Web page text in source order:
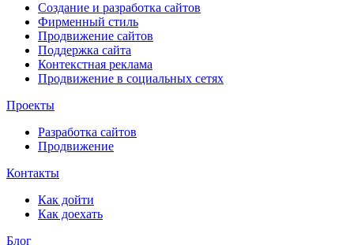
Создание и разработка сайтов
Фирменный стиль
Продвижение сайтов
Поддержка сайта
Контекстная реклама
Продвижение в социальных сетях
Проекты
Разработка сайтов
Продвижение
Контакты
Как дойти
Как доехать
Блог